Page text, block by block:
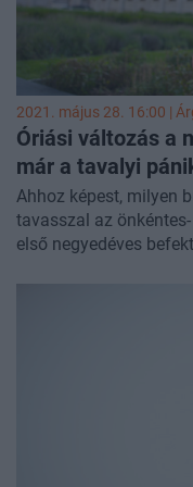
2021. május 28. 16:00 |
Óriási változás a
már a tavalyi
Ahhoz képest, milyen
tavasszal az
első negyedéves
növelték
hír, hogy az önkéntes